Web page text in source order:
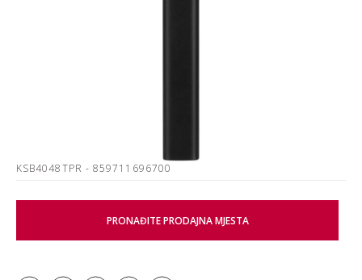
KSB4048TPR - 859711696700
PRONAĐITE PRODAJNA MJESTA